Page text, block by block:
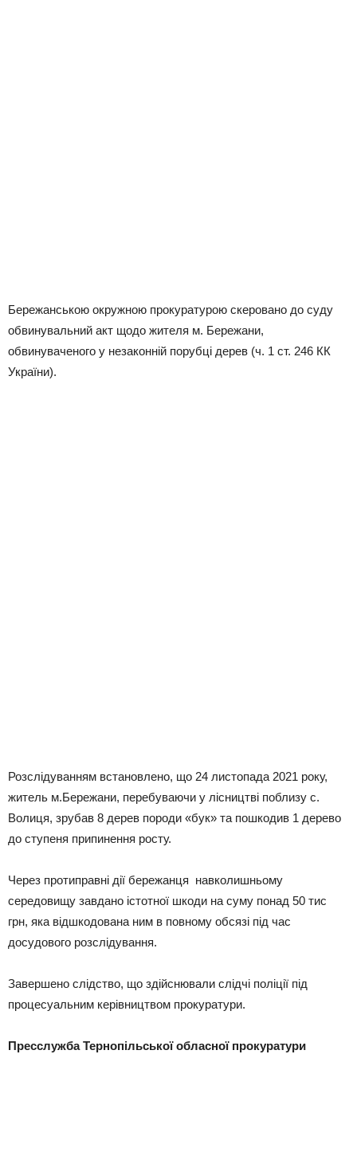
Бережанською окружною прокуратурою скеровано до суду
обвинувальний акт щодо жителя м. Бережани,
обвинуваченого у незаконній порубці дерев (ч. 1 ст. 246 КК
України).
Розслідуванням встановлено, що 24 листопада 2021 року,
житель м.Бережани, перебуваючи у лісництві поблизу с.
Волиця, зрубав 8 дерев породи «бук» та пошкодив 1 дерево
до ступеня припинення росту.
Через протиправні дії бережанця навколишньому
середовищу завдано істотної шкоди на суму понад 50 тис
грн, яка відшкодована ним в повному обсязі під час
досудового розслідування.
Завершено слідство, що здійснювали слідчі поліції під
процесуальним керівництвом прокуратури.
Пресслужба Тернопільської обласної прокуратури